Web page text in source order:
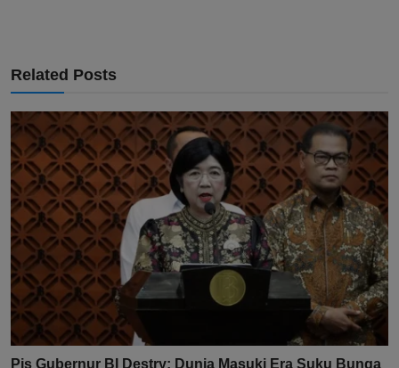
Related Posts
Pjs Gubernur BI Destry: Dunia Masuki Era Suku Bunga